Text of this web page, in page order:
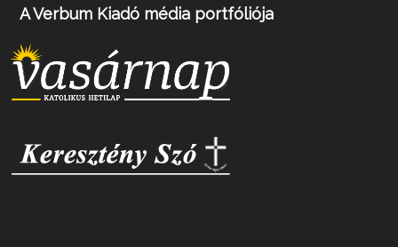
A Verbum Kiadó média portfóliója